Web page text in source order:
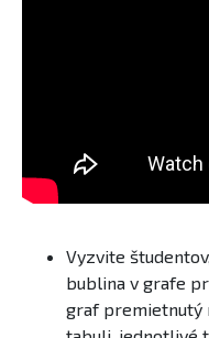
Vyzvite
bublina v grafe
graf premietnutý